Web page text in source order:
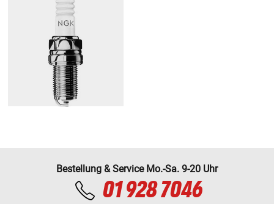
Bestellung & Service Mo.-Sa. 9-20 Uhr
01 928 7046